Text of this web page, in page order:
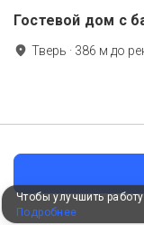
Гостевой дом с
Тверь · 386 м до
Чтобы улучшить
Подробнее